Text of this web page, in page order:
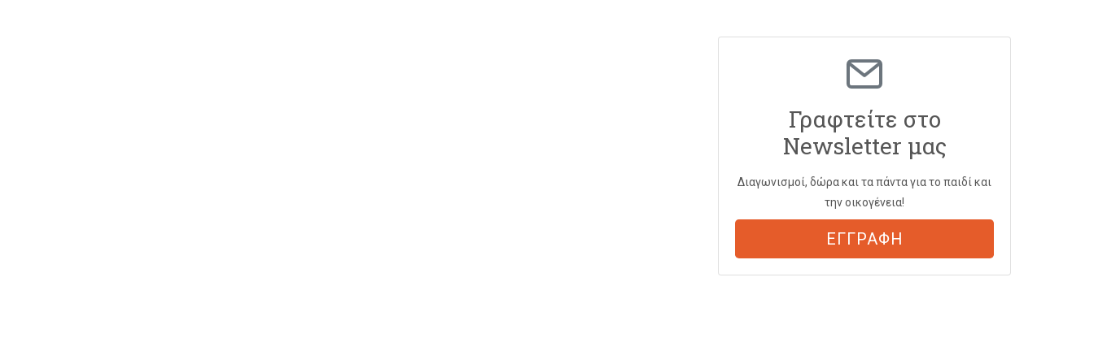
Γραφτείτε στο
Newsletter μας
Διαγωνισμοί, δώρα και τα πάντα για το παιδί και
την οικογένεια!
ΕΓΓΡΑΦΗ